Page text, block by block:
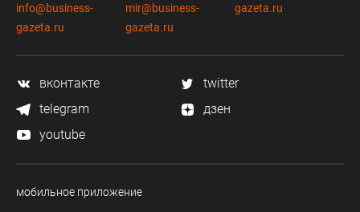
info@business-
gazeta.ru
mir@business-
gazeta.ru
gazeta.ru
вконтакте
twitter
telegram
дзен
youtube
мобильное приложение